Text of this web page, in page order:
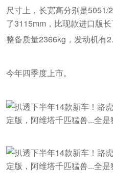
尺寸上，长宽高分别是5051/
了3115mm，比现款进口版长
整备质量2366kg，发动机有
今年四季度上市。